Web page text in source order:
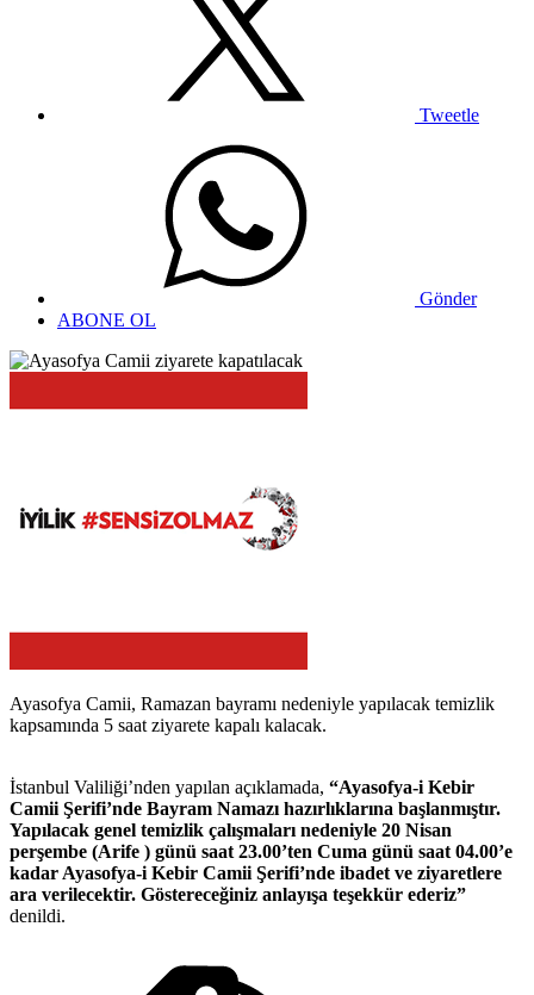
Tweetle
Gönder
ABONE OL
Ayasofya Camii, Ramazan bayramı nedeniyle yapılacak temizlik
kapsamında 5 saat ziyarete kapalı kalacak.
İstanbul Valiliği’nden yapılan açıklamada, “Ayasofya-i Kebir
Camii Şerifi’nde Bayram Namazı hazırlıklarına başlanmıştır.
Yapılacak genel temizlik çalışmaları nedeniyle 20 Nisan
perşembe (Arife ) günü saat 23.00’ten Cuma günü saat 04.00’e
kadar Ayasofya-i Kebir Camii Şerifi’nde ibadet ve ziyaretlere
ara verilecektir. Göstereceğiniz anlayışa teşekkür ederiz”
denildi.